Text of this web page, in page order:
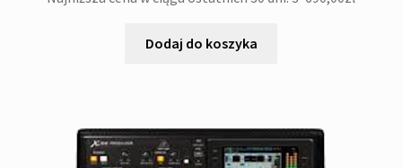
3
Dodaj do koszyka